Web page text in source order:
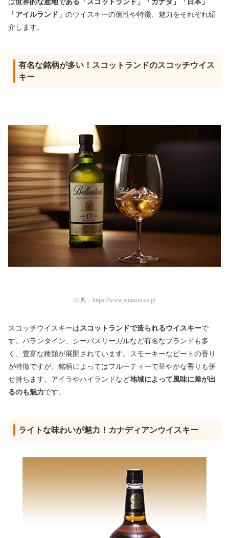
は世界的な産地である「スコットランド」「カナダ」「日本」
「アイルランド」 のウイスキーの個性や特徴、魅力をそれぞれ紹
介します。
有名な銘柄が多い！スコットランドのスコッチウイス
キー
出典： https://www.amazon.co.jp
スコッチウイスキーは スコットランドで造られるウイスキーで
す。バランタイン、シーバスリーガルなど有名なブランドも多
く、豊富な種類が展開されています。スモーキーなピートの香り
が特徴ですが、銘柄によってはフルーティーで華やかな香りも併
せ持ちます。アイラやハイランドなど地域によって風味に差が出
るのも魅力です。
ライトな味わいが魅力！カナディアンウイスキー